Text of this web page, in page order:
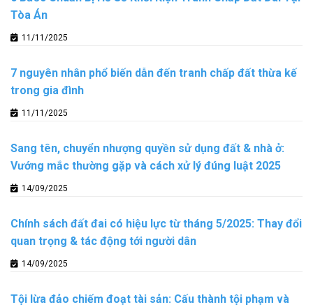
Tòa Án
11/11/2025
7 nguyên nhân phổ biến dẫn đến tranh chấp đất thừa kế
trong gia đình
11/11/2025
Sang tên, chuyển nhượng quyền sử dụng đất & nhà ở:
Vướng mắc thường gặp và cách xử lý đúng luật 2025
14/09/2025
Chính sách đất đai có hiệu lực từ tháng 5/2025: Thay đổi
quan trọng & tác động tới người dân
14/09/2025
Tội lừa đảo chiếm đoạt tài sản: Cấu thành tội phạm và